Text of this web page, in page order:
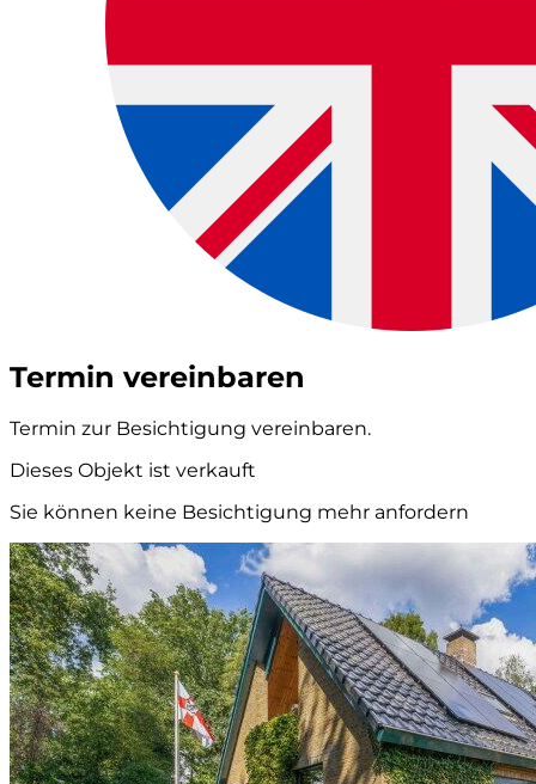
Termin vereinbaren
Termin zur Besichtigung vereinbaren.
Dieses Objekt ist verkauft
Sie können keine Besichtigung mehr anfordern